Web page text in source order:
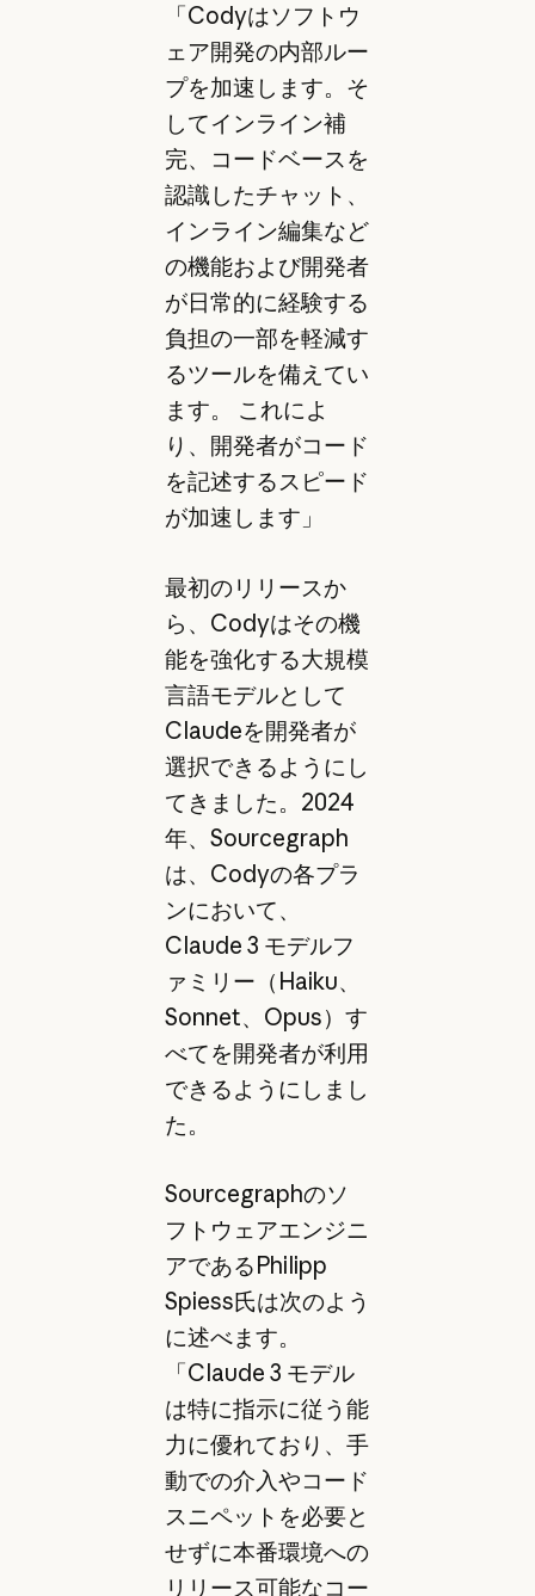
「Codyはソフトウ
ェア開発の内部ルー
プを加速します。そ
してインライン補
完、コードベースを
認識したチャット、
インライン編集など
の機能および開発者
が日常的に経験する
負担の一部を軽減す
るツールを備えてい
ます。 これによ
り、開発者がコード
を記述するスピード
が加速します」
最初のリリースか
ら、Codyはその機
能を強化する大規模
言語モデルとして
Claudeを開発者が
選択できるようにし
てきました。2024
年、Sourcegraph
は、Codyの各プラ
ンにおいて、
Claude 3 モデルフ
ァミリー（Haiku、
Sonnet、Opus）す
べてを開発者が利用
できるようにしまし
た。
Sourcegraphのソ
フトウェアエンジニ
アであるPhilipp
Spiess氏は次のよう
に述べます。
「Claude 3 モデル
は特に指示に従う能
力に優れており、手
動での介入やコード
スニペットを必要と
せずに本番環境への
リリース可能なコー